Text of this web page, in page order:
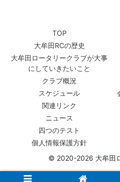
TOP
大牟田RCの歴史
大牟田ロータリークラブが大事
にしていきたいこと
クラブ概況
スケジュール
関連リンク
ニュース
四つのテスト
個人情報保護方針
© 2020-2026 大牟田